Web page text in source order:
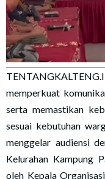
memperkuat
serta memastikan
sesuai kebutuhan
menggelar audiensi
Kelurahan Kampung
oleh Kepala